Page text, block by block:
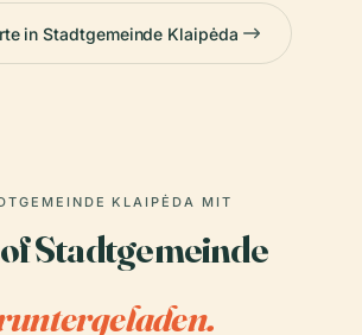
in Stadtgemeinde Klaipėda
KLAIPĖDA MIT
of Stadtgemeinde